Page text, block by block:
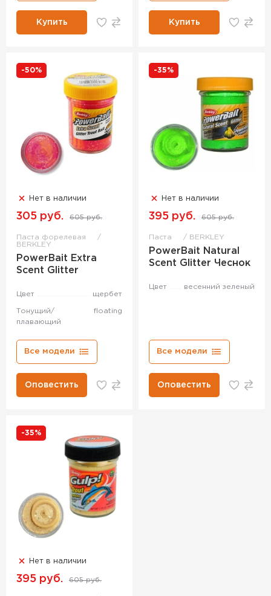
Купить Купить
-50%
Нет в наличии
305 руб. 605 руб.
Паста форелевая
BERKLEY
PowerBait Extra
Scent Glitter
Цвет щербет
Тонущий/
плавающий
floating
Все модели
Оповестить
-35%
Нет в наличии
395 руб. 605 руб.
Паста BERKLEY
PowerBait Natural
Scent Glitter Чеснок
Цвет весенний зеленый
Все модели
Оповестить
-35%
Нет в наличии
395 руб. 605 руб.